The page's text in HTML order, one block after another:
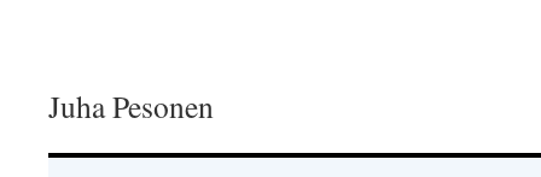
Juha Pesonen